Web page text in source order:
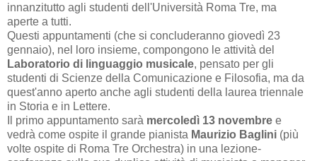
innanzitutto agli studenti dell'Università Roma Tre, ma
aperte a tutti.
Questi appuntamenti (che si concluderanno giovedì 23
gennaio), nel loro insieme, compongono le attività del
Laboratorio di linguaggio musicale, pensato per gli
studenti di Scienze della Comunicazione e Filosofia, ma da
quest'anno aperto anche agli studenti della laurea triennale
in Storia e in Lettere.
Il primo appuntamento sarà mercoledì 13 novembre e
vedrà come ospite il grande pianista Maurizio Baglini (più
volte ospite di Roma Tre Orchestra) in una lezione-